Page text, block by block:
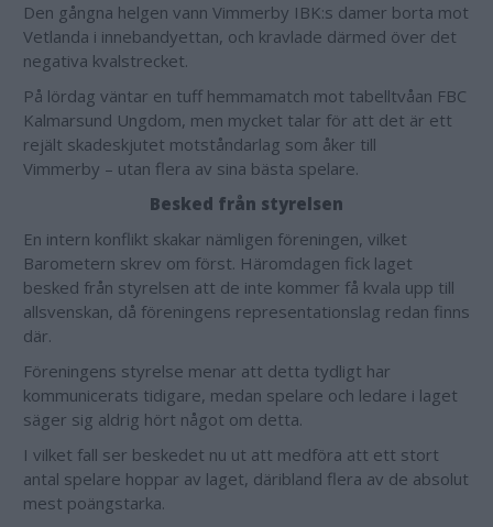
Den gångna helgen vann Vimmerby IBK:s damer borta mot
Vetlanda i innebandyettan, och kravlade därmed över det
negativa kvalstrecket.
På lördag väntar en tuff hemmamatch mot tabelltvåan FBC
Kalmarsund Ungdom, men mycket talar för att det är ett
rejält skadeskjutet motståndarlag som åker till
Vimmerby – utan flera av sina bästa spelare.
Besked från styrelsen
En intern konflikt skakar nämligen föreningen, vilket
Barometern skrev om först. Häromdagen fick laget
besked från styrelsen att de inte kommer få kvala upp till
allsvenskan, då föreningens representationslag redan finns
där.
Föreningens styrelse menar att detta tydligt har
kommunicerats tidigare, medan spelare och ledare i laget
säger sig aldrig hört något om detta.
I vilket fall ser beskedet nu ut att medföra att ett stort
antal spelare hoppar av laget, däribland flera av de absolut
mest poängstarka.